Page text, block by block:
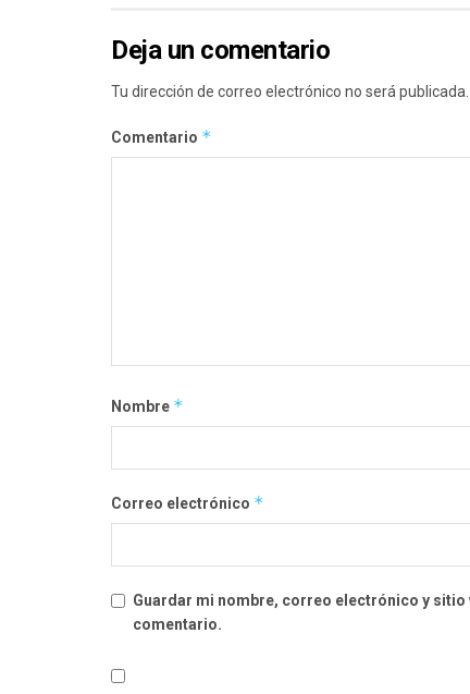
Deja un comentario
Tu dirección de correo electrónico no será publicada.
Comentario *
Nombre *
Correo electrónico *
Guardar mi nombre, correo electrónico y sitio
comentario.